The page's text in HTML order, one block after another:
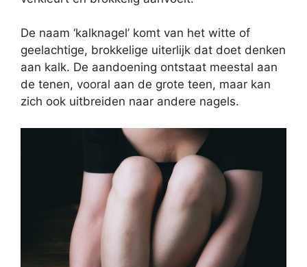
De naam ‘kalknagel’ komt van het witte of
geelachtige, brokkelige uiterlijk dat doet denken
aan kalk. De aandoening ontstaat meestal aan
de tenen, vooral aan de grote teen, maar kan
zich ook uitbreiden naar andere nagels.